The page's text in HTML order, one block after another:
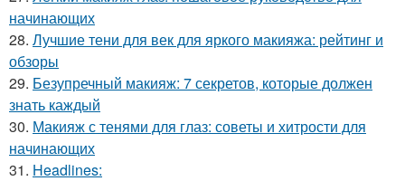
начинающих
28. Лучшие тени для век для яркого макияжа: рейтинг и
обзоры
29. Безупречный макияж: 7 секретов, которые должен
знать каждый
30. Макияж с тенями для глаз: советы и хитрости для
начинающих
31. Headlines: